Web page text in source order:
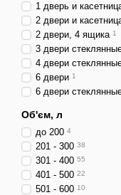
1 дверь и
2 двери и
2 двери, 4 ящика 1
3 двери
4 двери
6 двери 1
6 двери
Об'єм, л
до 200 4
201 - 300 38
301 - 400 55
401 - 500 22
501 - 600 10